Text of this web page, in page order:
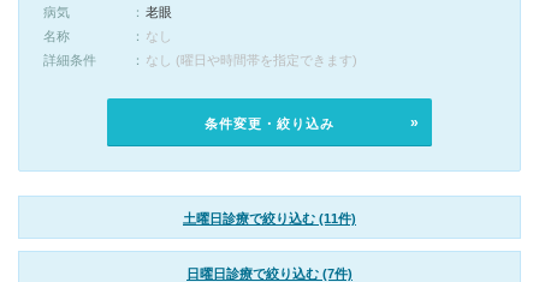
病気
老眼
名称
なし
詳細条件
なし (曜日や時間帯を指定できます)
条件変更・絞り込み
土曜日診療で絞り込む (11件)
日曜日診療で絞り込む (7件)